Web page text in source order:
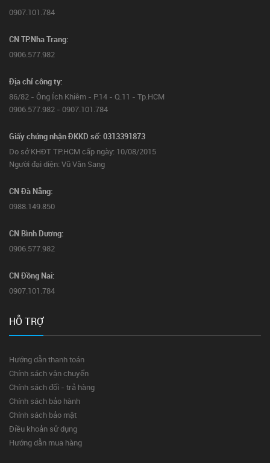
0907.101.784
CN TP.Nha Trang:
0906.577.982
Địa chỉ công ty:
86/82 - Ông Ích Khiêm - P.14 - Q.11 - Tp.HCM
0906.577.982 - 0907.101.784
Giấy chứng nhận ĐKKD số: 0313391873
Do sở KHĐT TP.HCM cấp ngày: 10/08/2015
Người đại diện: Vũ Văn Sang
CN Đà Nẵng:
0988.149.850
CN Bình Dương:
0906.577.982
CN Đồng Nai:
0907.101.784
HỖ TRỢ
Hướng dẫn thanh toán
Chính sách vận chuyển
Chính sách đổi - trả hàng
Chính sách bảo hành
Chính sách bảo mật
Điều khoản sử dụng
Hướng dẫn mua hàng